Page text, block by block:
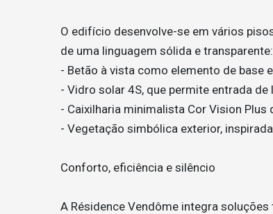
O edifício desenvolve-se em vários
de uma linguagem sólida e transparente:
- Betão à vista como elemento de base
- Vidro solar 4S, que permite entrada
- Caixilharia minimalista Cor Vision Plus
- Vegetação simbólica exterior,
Conforto, eficiência e silêncio
A Résidence Vendôme integra